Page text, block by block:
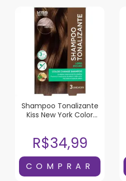
Shampoo Tonalizante
Kiss New York Color
R$34,99